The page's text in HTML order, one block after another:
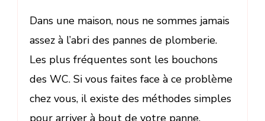
Dans une maison, nous ne sommes jamais
assez à l’abri des pannes de plomberie.
Les plus fréquentes sont les bouchons
des WC. Si vous faites face à ce problème
chez vous, il existe des méthodes simples
pour arriver à bout de votre panne.